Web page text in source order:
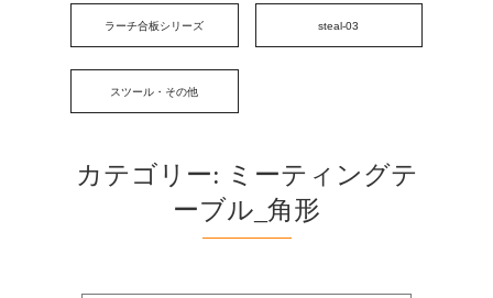
ラーチ合板シリーズ steal-03
スツール・その他
カテゴリー: ミーティングテ
ーブル_角形